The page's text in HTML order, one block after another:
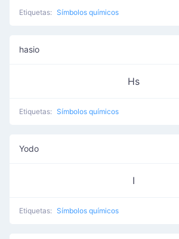
Etiquetas: Símbolos químicos
hasio
Hs
Etiquetas: Símbolos químicos
Yodo
I
Etiquetas: Símbolos químicos